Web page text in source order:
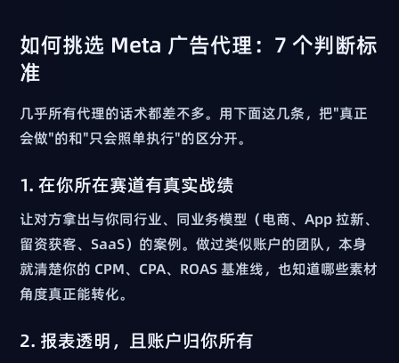
如何挑选 Meta 广告代理：7 个判断标
准
几乎所有代理的话术都差不多。用下面这几条，把"真正
会做"的和"只会照单执行"的区分开。
1. 在你所在赛道有真实战绩
让对方拿出与你同行业、同业务模型（电商、App 拉新、
留资获客、SaaS）的案例。做过类似账户的团队，本身
就清楚你的 CPM、CPA、ROAS 基准线，也知道哪些素材
角度真正能转化。
2. 报表透明，且账户归你所有